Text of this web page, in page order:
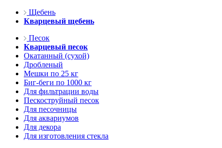
Щебень
Кварцевый щебень
Песок
Кварцевый песок
Окатанный (сухой)
Дробленый
Мешки по 25 кг
Биг-беги по 1000 кг
Для фильтрации воды
Пескоструйный песок
Для песочницы
Для аквариумов
Для декора
Для изготовления стекла